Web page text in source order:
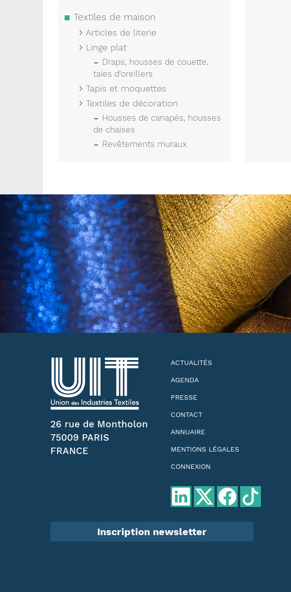
Textiles de maison
Articles de literie
Linge plat
Draps, housses de couette,
taies d'oreillers
Tapis et moquettes
Textiles de décoration
Housses de canapés, housses
de chaises
Revêtements muraux
26 rue de Montholon
75009 PARIS
FRANCE
ACTUALITÉS
AGENDA
PRESSE
CONTACT
ANNUAIRE
MENTIONS LÉGALES
CONNEXION
Inscription newsletter